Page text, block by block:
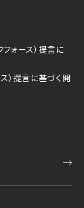
ォース）提言に
）提言に基づく開